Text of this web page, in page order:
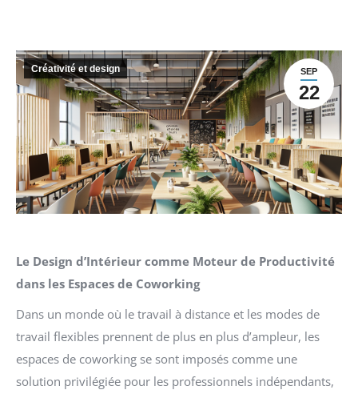
SEP
22
Créativité et design
Le Design d’Intérieur comme Moteur de Productivité
dans les Espaces de Coworking
Dans un monde où le travail à distance et les modes de
travail flexibles prennent de plus en plus d’ampleur, les
espaces de coworking se sont imposés comme une
solution privilégiée pour les professionnels indépendants,